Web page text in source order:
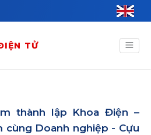
TỬ
thành lập Khoa Điện –
cùng Doanh nghiệp - Cựu